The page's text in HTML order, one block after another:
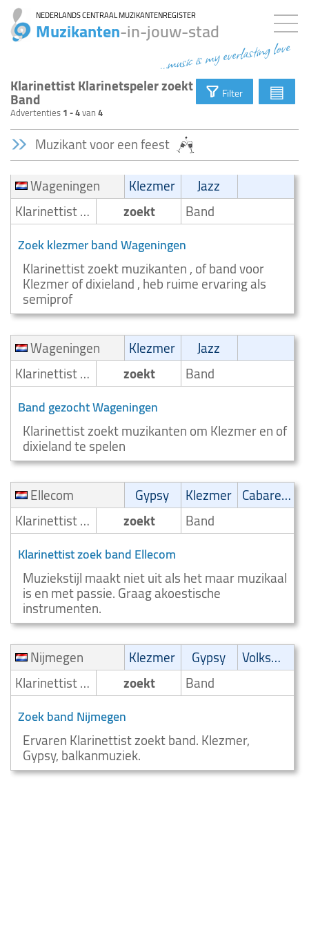
NEDERLANDS CENTRAAL MUZIKANTENREGISTER
Muzikanten-in-jouw-stad
...music is my everlasting love
Klarinettist Klarinetspeler zoekt
Band
Advertenties1 - 4van4
Filter ▤
Muzikant voor een feest
Wageningen
Klezmer
Jazz
Klarinettist /Klarinetspeler
zoekt Band
Zoek klezmer band Wageningen
Klarinettist zoekt muzikanten , of band voor
Klezmer of dixieland , heb ruime ervaring als
semiprof
Wageningen
Klezmer
Jazz
Klarinettist /Klarinetspeler
zoekt Band
Band gezocht Wageningen
Klarinettist zoekt muzikanten om Klezmer en of
dixieland te spelen
Ellecom
Gypsy Klezmer
Cabaret/Variétés
Klarinettist /Klarinetspeler
zoekt Band
Klarinettist zoek band Ellecom
Muziekstijl maakt niet uit als het maar muzikaal
is en met passie. Graag akoestische
instrumenten.
Nijmegen
Klezmer Gypsy
Volksmuziek
Klarinettist /Klarinetspeler
zoekt Band
Zoek band Nijmegen
Ervaren Klarinettist zoekt band. Klezmer,
Gypsy, balkanmuziek.